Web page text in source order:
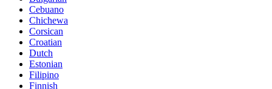
Cebuano
Chichewa
Corsican
Croatian
Dutch
Estonian
Filipino
Finnish